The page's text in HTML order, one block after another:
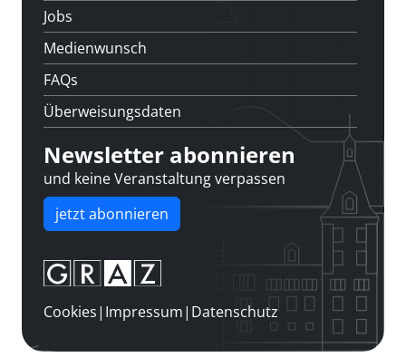
Jobs
Medienwunsch
FAQs
Überweisungsdaten
Newsletter abonnieren
und keine Veranstaltung verpassen
jetzt abonnieren
Cookies| Impressum| Datenschutz